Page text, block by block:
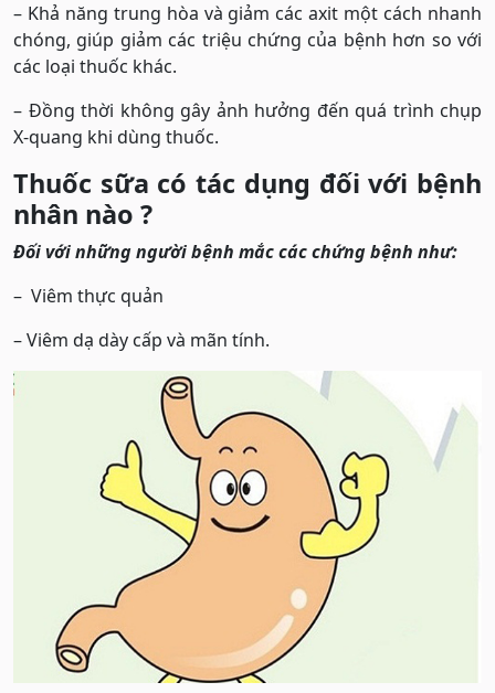
– Khả năng trung hòa và giảm các axit một cách nhanh
chóng, giúp giảm các triệu chứng của bệnh hơn so với
các loại thuốc khác.
– Đồng thời không gây ảnh hưởng đến quá trình chụp
X-quang khi dùng thuốc.
Thuốc sữa có tác dụng đối với bệnh
nhân nào ?
Đối với những người bệnh mắc các chứng bệnh như:
– Viêm thực quản
– Viêm dạ dày cấp và mãn tính.